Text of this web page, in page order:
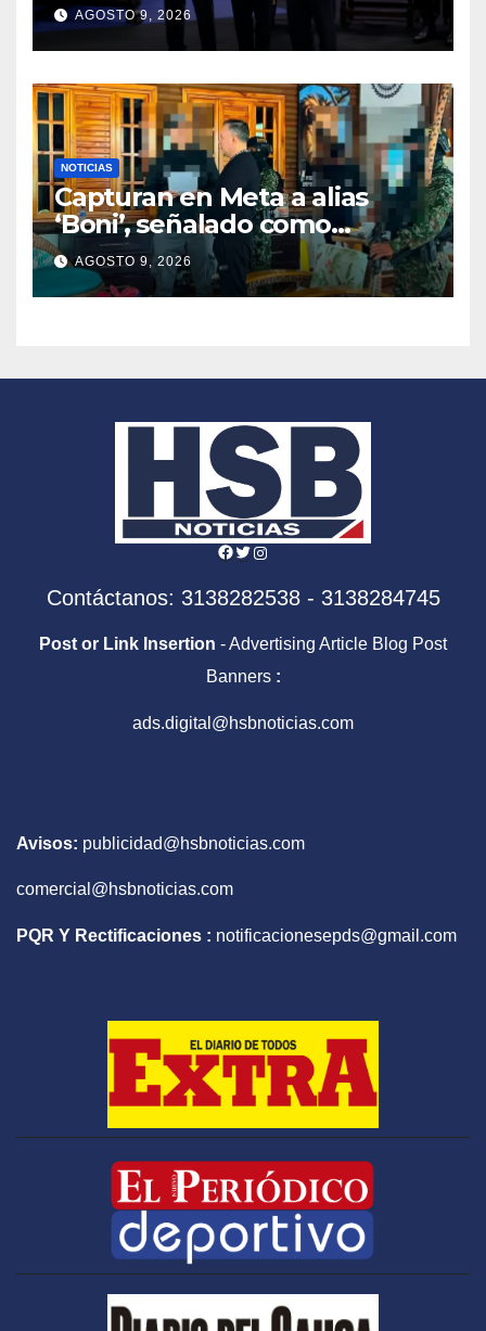
AGOSTO 9, 2026
NOTICIAS
Capturan en Meta a alias
‘Boni’, señalado como
segundo cabecilla de los
Comandos de Frontera
AGOSTO 9, 2026
Facebook
Twitter
Instagram
Contáctanos: 3138282538 - 3138284745
Post or Link Insertion - Advertising Article Blog Post
Banners :
ads.digital@hsbnoticias.com
Avisos: publicidad@hsbnoticias.com
comercial@hsbnoticias.com
PQR Y Rectificaciones : notificacionesepds@gmail.com